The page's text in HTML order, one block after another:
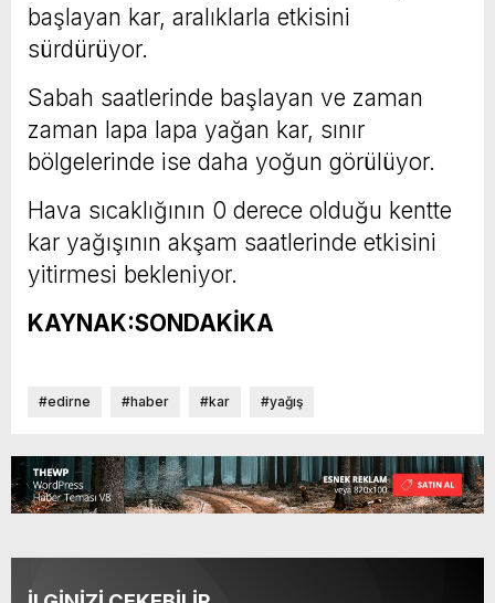
başlayan kar, aralıklarla etkisini
sürdürüyor.
Sabah saatlerinde başlayan ve zaman
zaman lapa lapa yağan kar, sınır
bölgelerinde ise daha yoğun görülüyor.
Hava sıcaklığının 0 derece olduğu kentte
kar yağışının akşam saatlerinde etkisini
yitirmesi bekleniyor.
KAYNAK:SONDAKİKA
#edirne #haber #kar #yağış